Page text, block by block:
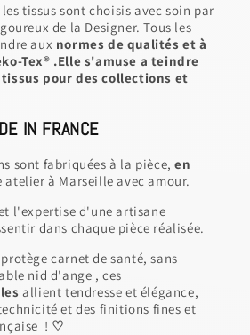
tissus sont choisis avec soin par
de la Designer. Tous les
aux normes de qualités et à
Tex® .Elle s'amuse a teindre
pour des collections et
IN FRANCE
sont fabriquées à la pièce, en
atelier à Marseille avec amour.
l'expertise d'une artisane
dans chaque pièce réalisée.
carnet de santé, sans
nid d'ange , ces
allient tendresse et élégance,
et des finitions fines et
! ♡